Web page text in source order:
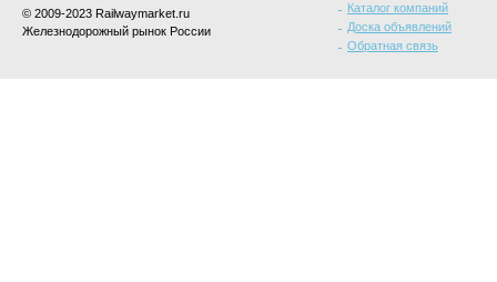
© 2009-2023 Railwaymarket.ru
Железнодорожный рынок России
Каталог компаний
Доска объявлений
Обратная связь